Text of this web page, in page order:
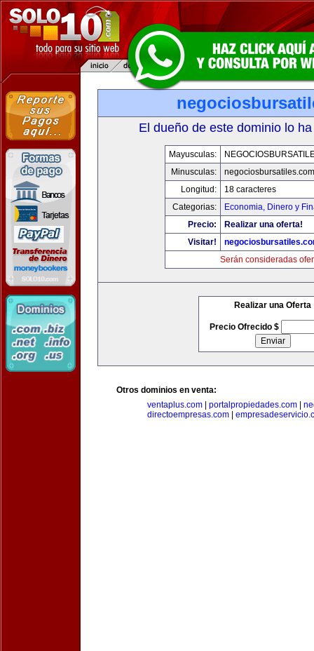
El dueño de este dominio lo
Mayusculas:
Minusculas:
negociosbursatiles.com
Longitud:
18 caracteres
Categorias:
Economia, Dinero y
Precio:
Realizar una oferta!
Visitar!
Serán consideradas
Realizar una Oferta
Precio Ofrecido $
Otros dominios en venta:
ventaplus.com
portalpropiedades.com
directoempresas.com|